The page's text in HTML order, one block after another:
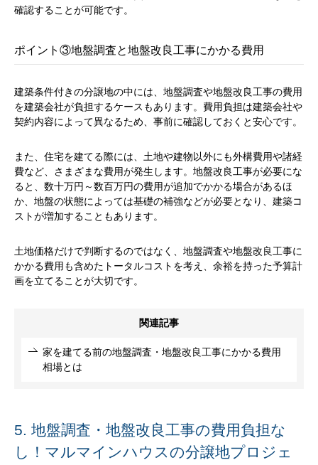
確認することが可能です。
ポイント③地盤調査と地盤改良工事にかかる費用
建築条件付きの分譲地の中には、地盤調査や地盤改良工事の費用
を建築会社が負担するケースもあります。費用負担は建築会社や
契約内容によって異なるため、事前に確認しておくと安心です。
また、住宅を建てる際には、土地や建物以外にも外構費用や諸経
費など、さまざまな費用が発生します。地盤改良工事が必要にな
ると、数十万円～数百万円の費用が追加でかかる場合があるほ
か、地盤の状態によっては基礎の補強などが必要となり、建築コ
ストが増加することもあります。
土地価格だけで判断するのではなく、地盤調査や地盤改良工事に
かかる費用も含めたトータルコストを考え、余裕を持った予算計
画を立てることが大切です。
関連記事
家を建てる前の地盤調査・地盤改良工事にかかる費用
相場とは
5. 地盤調査・地盤改良工事の費用負担な
し！マルマインハウスの分譲地プロジェ